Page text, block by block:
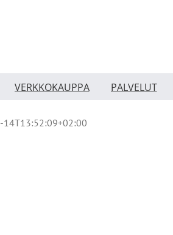
VERKKOKAUPPA PALVELUT